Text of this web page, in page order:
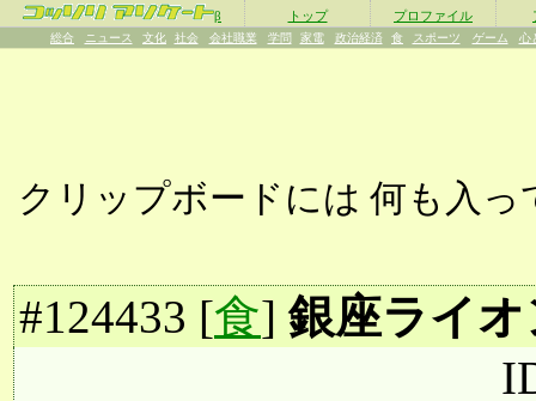
β トップ プロファイル
総合 ニュース 文化 社会 会社職業 学問 家電 政治経済 食 スポーツ ゲーム 心
クリップボードには 何も入っ
#124433 [食]銀座ライオ